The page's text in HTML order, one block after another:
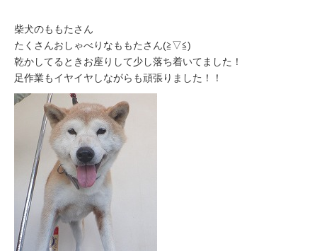
柴犬のももたさん
たくさんおしゃべりなももたさん(≧▽≦)
乾かしてるときお座りして少し落ち着いてました！
足作業もイヤイヤしながらも頑張りました！！